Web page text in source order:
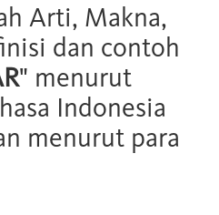
Arti, Makna,
dan contoh
" menurut
Indonesia
menurut para